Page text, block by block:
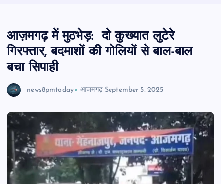
आज़मगढ़ में मुठभेड़: दो कुख्यात लुटेरे
गिरफ्तार, बदमाशों की गोलियों से बाल-बाल
बचा सिपाही
news8pmtoday आजमगढ़ September 5, 2025